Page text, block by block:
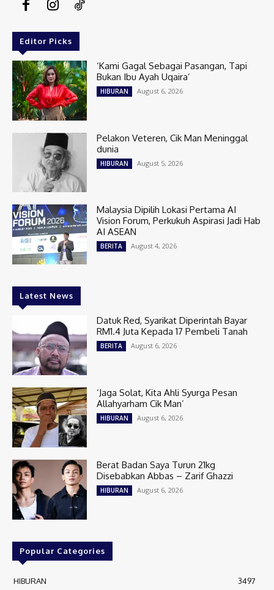
Editor Picks
‘Kami Gagal Sebagai Pasangan, Tapi
Bukan Ibu Ayah Uqaira’
HIBURAN August 6, 2026
Pelakon Veteren, Cik Man Meninggal
dunia
HIBURAN August 5, 2026
Malaysia Dipilih Lokasi Pertama AI
Vision Forum, Perkukuh Aspirasi Jadi Hab
AI ASEAN
BERITA August 4, 2026
Latest News
Datuk Red, Syarikat Diperintah Bayar
RM1.4 Juta Kepada 17 Pembeli Tanah
BERITA August 6, 2026
‘Jaga Solat, Kita Ahli Syurga Pesan
Allahyarham Cik Man’
HIBURAN August 6, 2026
Berat Badan Saya Turun 21kg
Disebabkan Abbas – Zarif Ghazzi
HIBURAN August 6, 2026
Popular Categories
HIBURAN
3497